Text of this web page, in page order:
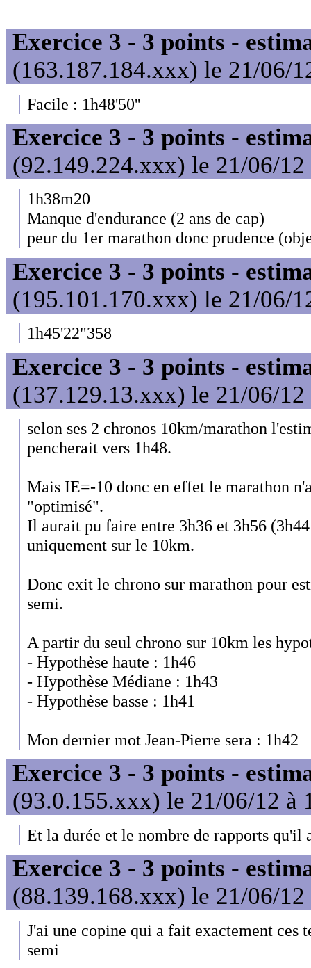
Exercice 3 - 3 points -
(163.187.184.xxx) le 21/06/
Facile : 1h48'50''
Exercice 3 - 3 points -
(92.149.224.xxx) le 21/06/12
1h38m20
Manque d'endurance (2 ans de cap)
peur du 1er marathon donc prudence
Exercice 3 - 3 points -
(195.101.170.xxx) le 21/06/
1h45'22"358
Exercice 3 - 3 points -
(137.129.13.xxx) le 21/06/12
selon ses 2 chronos 10km/marathon
pencherait vers 1h48.
Mais IE=-10 donc en effet le marathon
"optimisé".
Il aurait pu faire entre 3h36 et 3h56
uniquement sur le 10km.
Donc exit le chrono sur marathon pour
semi.
A partir du seul chrono sur 10km les
- Hypothèse haute : 1h46
- Hypothèse Médiane : 1h43
- Hypothèse basse : 1h41
Mon dernier mot Jean-Pierre sera : 1h42
Exercice 3 - 3 points -
(93.0.155.xxx) le 21/06/12 à
Et la durée et le nombre de rapports qu'il
Exercice 3 - 3 points -
(88.139.168.xxx) le 21/06/12
J'ai une copine qui a fait exactement ces
semi